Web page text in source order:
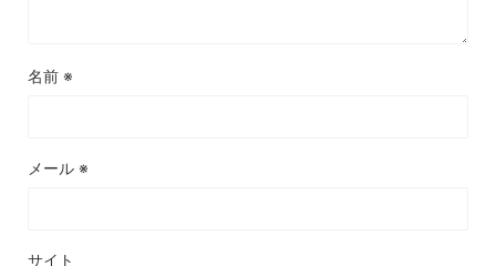
名前 ※
メール ※
サイト